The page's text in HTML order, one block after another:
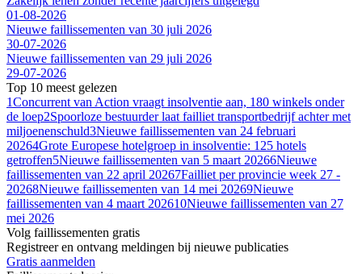
01-08-2026
Nieuwe faillissementen van 30 juli 2026
30-07-2026
Nieuwe faillissementen van 29 juli 2026
29-07-2026
Top 10 meest gelezen
1Concurrent van Action vraagt insolventie aan, 180 winkels onder
de loep2Spoorloze bestuurder laat failliet transportbedrijf achter met
miljoenenschuld3Nieuwe faillissementen van 24 februari
20264Grote Europese hotelgroep in insolventie: 125 hotels
getroffen5Nieuwe faillissementen van 5 maart 20266Nieuwe
faillissementen van 22 april 20267Failliet per provincie week 27 -
20268Nieuwe faillissementen van 14 mei 20269Nieuwe
faillissementen van 4 maart 202610Nieuwe faillissementen van 27
mei 2026
Volg faillissementen gratis
Registreer en ontvang meldingen bij nieuwe publicaties
Gratis aanmelden